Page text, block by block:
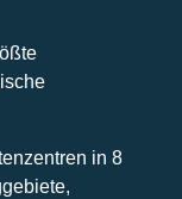
in 8